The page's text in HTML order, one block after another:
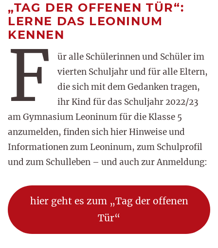
„TAG DER OFFENEN TÜR“:
LERNE DAS LEONINUM
KENNEN
F
ür alle Schülerinnen und Schüler im
vierten Schuljahr und für alle Eltern,
die sich mit dem Gedanken tragen,
ihr Kind für das Schuljahr 2022/23
am Gymnasium Leoninum für die Klasse 5
anzumelden, finden sich hier Hinweise und
Informationen zum Leoninum, zum Schulprofil
und zum Schulleben – und auch zur Anmeldung:
hier geht es zum „Tag der offenen
Tür“